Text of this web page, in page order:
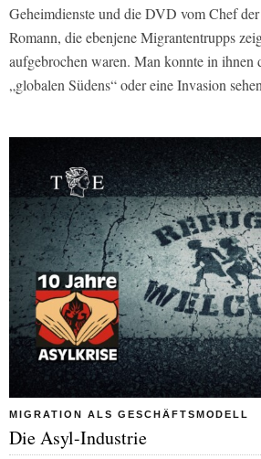
Geheimdienste und die DVD vom Chef
Romann, die ebenjene Migrantentrupps
aufgebrochen waren. Man konnte in ihnen
„globalen Südens“ oder eine Invasion
MIGRATION ALS GESCHÄFTSMODELL
Die Asyl-Industrie